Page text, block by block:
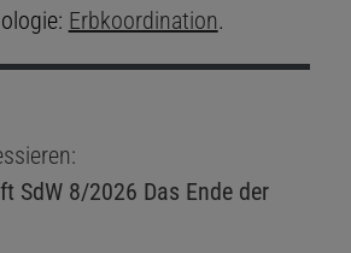
Erbkoordination.
SdW 8/2026 Das Ende der